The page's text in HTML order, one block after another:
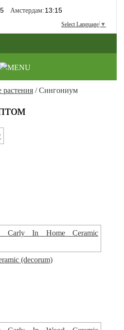
Амстердам:
Select Language ▼
/ Сингониум
(decorum)